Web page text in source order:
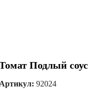
Подлый соус
92024